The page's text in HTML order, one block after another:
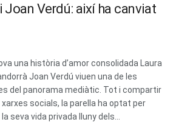
Joan Verdú: així ha canviat
una història d’amor consolidada Laura
Joan Verdú viuen una de les
del panorama mediàtic. Tot i compartir
socials, la parella ha optat per
seva vida privada lluny dels...